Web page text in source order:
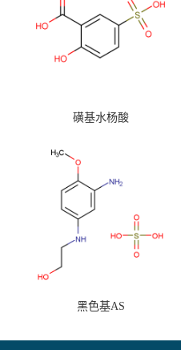
磺基水杨酸
黑色基AS